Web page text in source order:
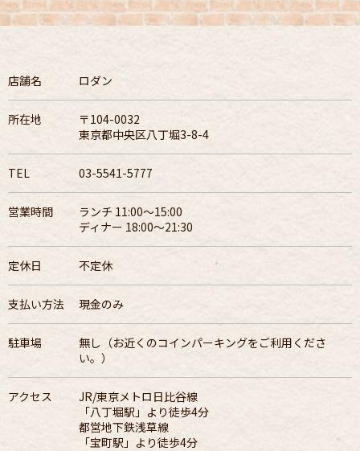
店舗名 ロダン
所在地
〒104-0032
東京都中央区八丁堀3-8-4
TEL 03-5541-5777
営業時間
ランチ 11:00～15:00
ディナー 18:00～21:30
定休日 不定休
支払い方法 現金のみ
駐車場
無し（お近くのコインパーキングをご利用くださ
い。）
アクセス
JR/東京メトロ日比谷線
「八丁堀駅」より徒歩4分
都営地下鉄浅草線
「宝町駅」より徒歩4分